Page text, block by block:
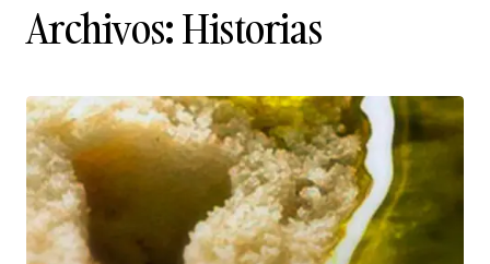
Archivos:Historias